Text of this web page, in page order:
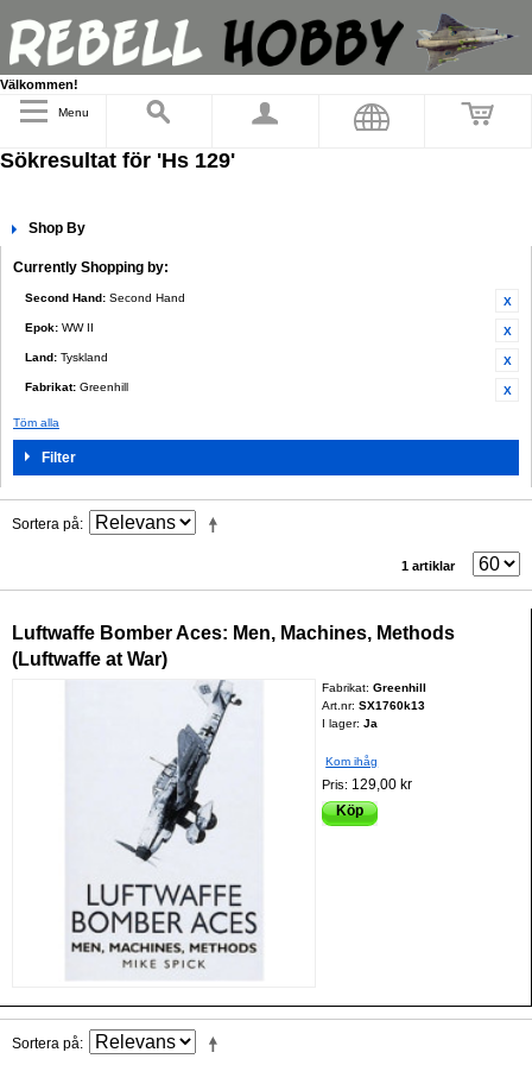
Välkommen!
Menu
Sökresultat för 'Hs 129'
Shop By
Currently Shopping by:
Second Hand: Second Hand
Epok: WW II
Land: Tyskland
Fabrikat: Greenhill
Töm alla
Filter
Sortera på
1 artiklar
Luftwaffe Bomber Aces: Men, Machines, Methods
(Luftwaffe at War)
Fabrikat:Greenhill
Art.nr:SX1760k13
I lager: Ja
Kom ihåg
Pris: 129,00 kr
Köp
Sortera på